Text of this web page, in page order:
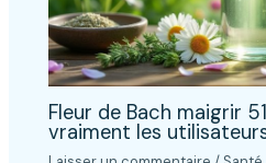
Fleur de Bach maigrir
vraiment les